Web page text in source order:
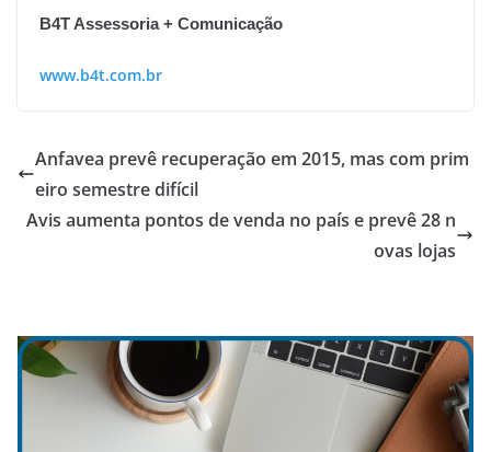
B4T Assessoria + Comunicação
www.b4t.com.br
Anfavea prevê recuperação em 2015, mas com prim
eiro semestre difícil
Avis aumenta pontos de venda no país e prevê 28 n
ovas lojas